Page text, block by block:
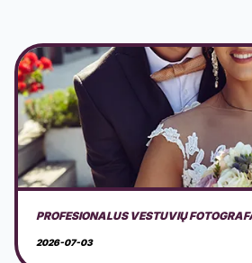
PARDUODAMA JAUKI SODYBA